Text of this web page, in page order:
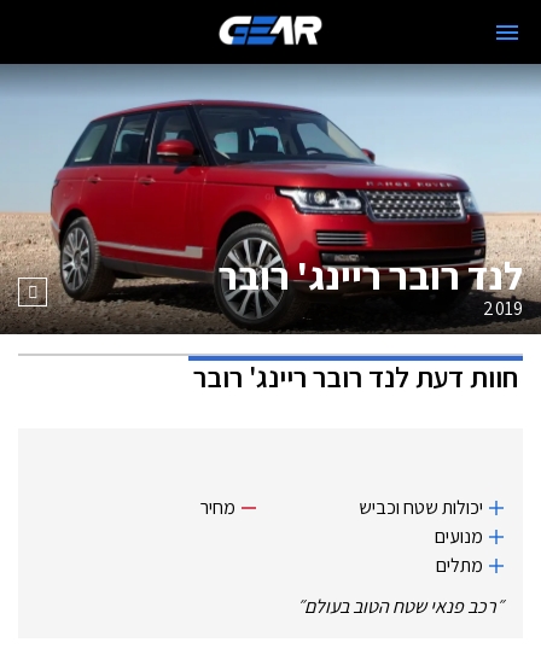
לנד רובר ריינג' רובר
2019
חוות דעתלנד רובר ריינג' רובר
יכולות שטח וכביש
מנועים
מתלים
מחיר
״רכב פנאי שטח הטוב בעולם״